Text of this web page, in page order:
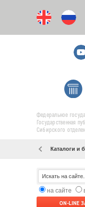
Федеральное
Государственная
Сибирского
Каталоги и
на сайте
ON-LINE